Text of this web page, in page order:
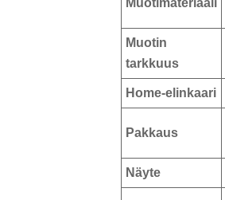
Muotimateriaali
Muotin
tarkkuus
Home-elinkaari
Pakkaus
Näyte